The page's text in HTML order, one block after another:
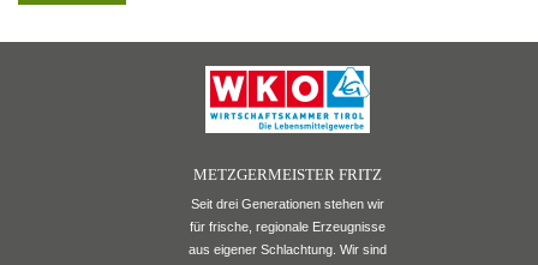
METZGERMEISTER FRITZ
Seit drei Generationen stehen wir
für frische, regionale Erzeugnisse
aus eigener Schlachtung. Wir sind